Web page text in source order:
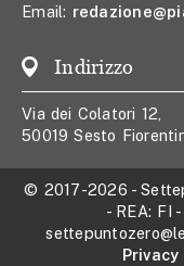
Email:
Indirizzo
Via dei Colatori 12,
50019 Sesto
© 2017-2026 -
- REA: FI